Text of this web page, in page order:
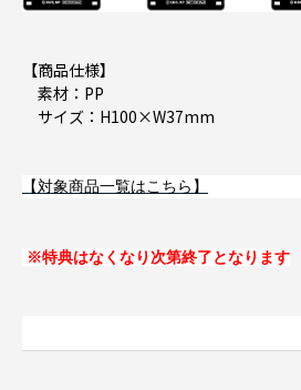
【商品仕様】
素材：PP
サイズ：H100×W37mm
【対象商品一覧はこちら】
※特典はなくなり次第終了となります